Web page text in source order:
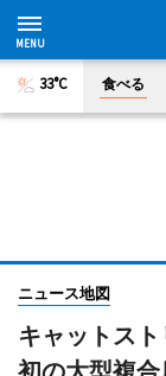
33°C 食べる
ニュース地図
キャットスト